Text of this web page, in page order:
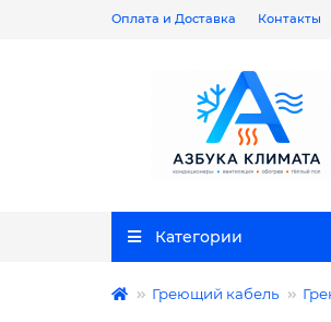
Оплата и Доставка Контакты
Категории
Греющий кабель